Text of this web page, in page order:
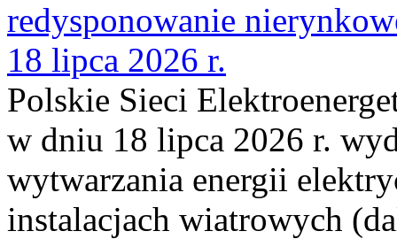
redysponowanie
18 lipca 2026 r.
Polskie Sieci
w dniu 18 lipca 2026 r.
wytwarzania energii
instalacjach wiatrowych